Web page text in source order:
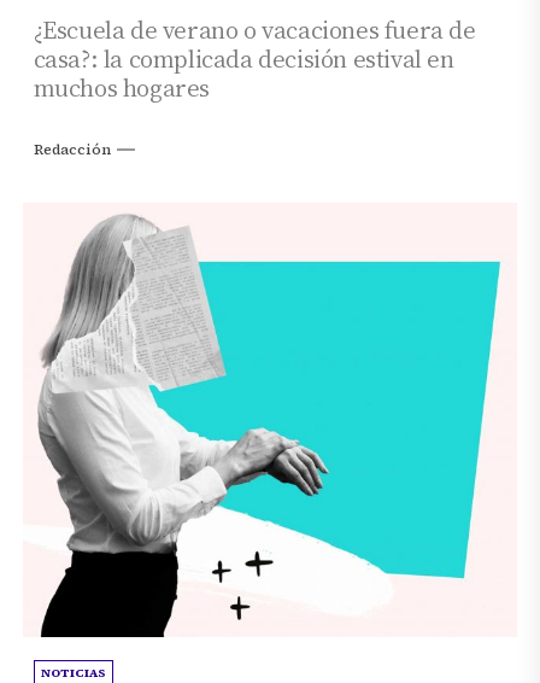
¿Escuela de verano o vacaciones fuera de
casa?: la complicada decisión estival en
muchos hogares
Redacción
NOTICIAS